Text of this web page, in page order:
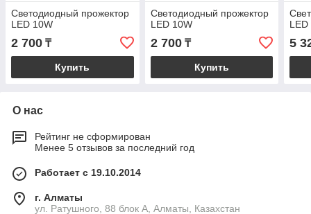
Светодиодный прожектор
LED 10W
2 700 ₸
Купить
Светодиодный прожектор
LED 10W
2 700₸
Купить
LED
5
О нас
Рейтинг не сформирован
Менее 5 отзывов за последний год
Работает с 19.10.2014
г. Алматы
ул. Ратушного, 88 блок A, Алматы, Казахстан